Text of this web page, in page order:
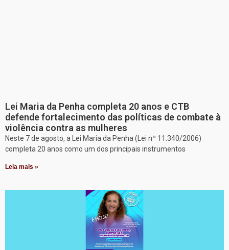
Lei Maria da Penha completa 20 anos e CTB
defende fortalecimento das políticas de combate à
violência contra as mulheres
Neste 7 de agosto, a Lei Maria da Penha (Lei nº 11.340/2006)
completa 20 anos como um dos principais instrumentos
Leia mais »